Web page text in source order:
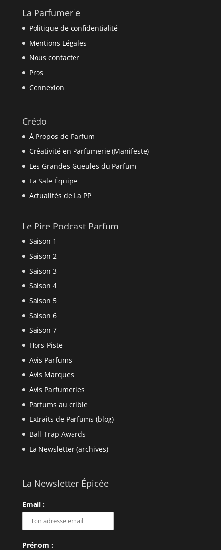
La Parfumerie
Politique de confidentialité
Mentions Légales
Nous contacter
Pros
Connexion
Crédo
À Propos de Parfum
Créativité en Parfumerie (Manifeste)
Les Grandes Gueules du Parfum
La Sale Équipe
Actualités de La PP
Le Pire Podcast Parfum
Saison 1
Saison 2
Saison 3
Saison 4
Saison 5
Saison 6
Saison 7
Hors-Piste
Avis Parfums
Avis Marques
Avis Parfumeries
Parfums au crible
Extraits de Parfums (blog)
Ball-Trap Awards
La Newsletter (archives)
La Newsletter Épicée
Email :
Prénom :